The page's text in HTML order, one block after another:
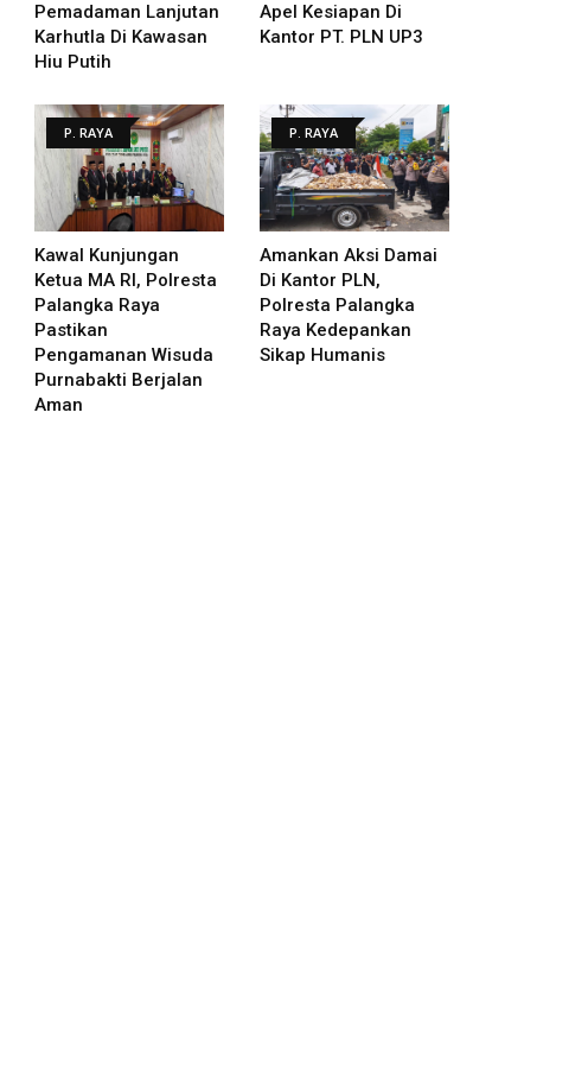
Pemadaman Lanjutan
Karhutla Di Kawasan
Hiu Putih
Apel Kesiapan Di
Kantor PT. PLN UP3
P. RAYA
Kawal Kunjungan
Ketua MA RI, Polresta
Palangka Raya
Pastikan
Pengamanan Wisuda
Purnabakti Berjalan
Aman
P. RAYA
Amankan Aksi Damai
Di Kantor PLN,
Polresta Palangka
Raya Kedepankan
Sikap Humanis